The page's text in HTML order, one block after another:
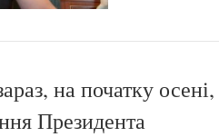
на початку
Президента